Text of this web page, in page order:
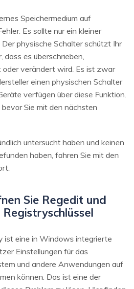
Speichermedium auf
Es sollte nur ein kleiner
Der physische Schalter schützt Ihr
dass es überschrieben,
verändert wird. Es ist zwar
einen physischen Schalter
verfügen über diese Funktion.
Sie mit den nächsten
untersucht haben und keinen
haben, fahren Sie mit den
Sie Regedit und
ist eine in Windows integrierte
Einstellungen für das
und andere Anwendungen auf
können. Das ist eine der